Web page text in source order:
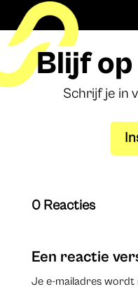
Blijf
Schrijf je in
0 Reacties
Een reactie
Je e-mailadres wordt